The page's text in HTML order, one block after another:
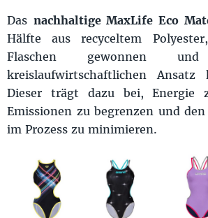
Das nachhaltige MaxLife Eco
Hälfte aus recyceltem
Flaschen gewonnen
kreislaufwirtschaftlichen Ansatz
Dieser trägt dazu bei, Energie
Emissionen zu begrenzen und den
im Prozess zu minimieren.